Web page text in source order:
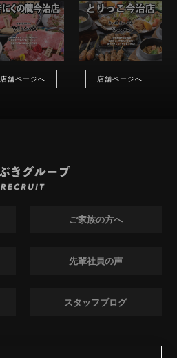
店舗ページへ 店舗ページへ
ご家族の方へ
先輩社員の声
スタッフブログ